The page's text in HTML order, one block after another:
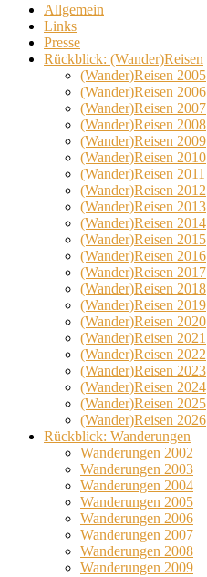
Allgemein
Links
Presse
Rückblick: (Wander)Reisen
(Wander)Reisen 2005
(Wander)Reisen 2006
(Wander)Reisen 2007
(Wander)Reisen 2008
(Wander)Reisen 2009
(Wander)Reisen 2010
(Wander)Reisen 2011
(Wander)Reisen 2012
(Wander)Reisen 2013
(Wander)Reisen 2014
(Wander)Reisen 2015
(Wander)Reisen 2016
(Wander)Reisen 2017
(Wander)Reisen 2018
(Wander)Reisen 2019
(Wander)Reisen 2020
(Wander)Reisen 2021
(Wander)Reisen 2022
(Wander)Reisen 2023
(Wander)Reisen 2024
(Wander)Reisen 2025
(Wander)Reisen 2026
Rückblick: Wanderungen
Wanderungen 2002
Wanderungen 2003
Wanderungen 2004
Wanderungen 2005
Wanderungen 2006
Wanderungen 2007
Wanderungen 2008
Wanderungen 2009